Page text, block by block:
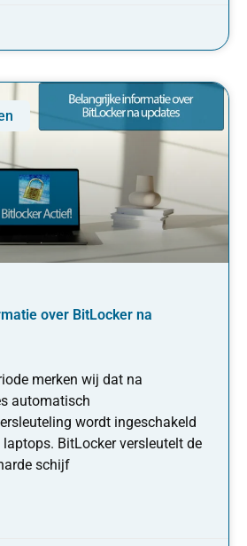
over BitLocker na
merken wij dat na
automatisch
wordt ingeschakeld
BitLocker versleutelt de
schijf